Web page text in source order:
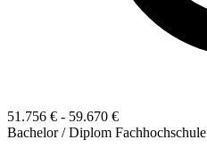
51.756 € - 59.670 €
Bachelor / Diplom Fachhochschule